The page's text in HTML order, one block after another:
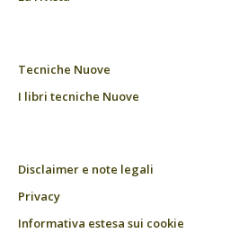
Tecniche Nuove
I libri tecniche Nuove
Disclaimer e note legali
Privacy
Informativa estesa sui cookie